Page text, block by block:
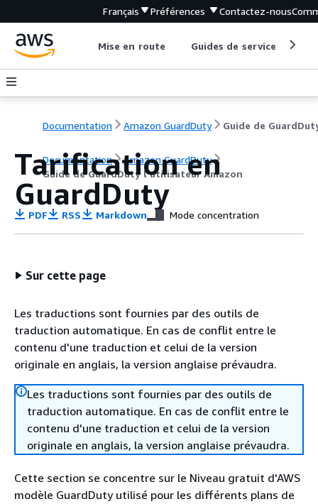
Français Préférences Contactez-nous
Mise en route Guides de service
Documentation Amazon GuardDuty
Documentation
Amazon GuardDuty
Guide de GuardDuty l'utilisateur Amazon
Tarification en
GuardDuty
PDF RSS Markdown Mode concentration
Sur cette page
Les traductions sont fournies par des outils de
traduction automatique. En cas de conflit entre le
contenu d'une traduction et celui de la version
originale en anglais, la version anglaise prévaudra.
Les traductions sont fournies par des outils de
traduction automatique. En cas de conflit entre le
contenu d'une traduction et celui de la version
originale en anglais, la version anglaise prévaudra.
Cette section se concentre sur le Niveau gratuit d'AWS
modèle GuardDuty utilisé pour les différents plans de